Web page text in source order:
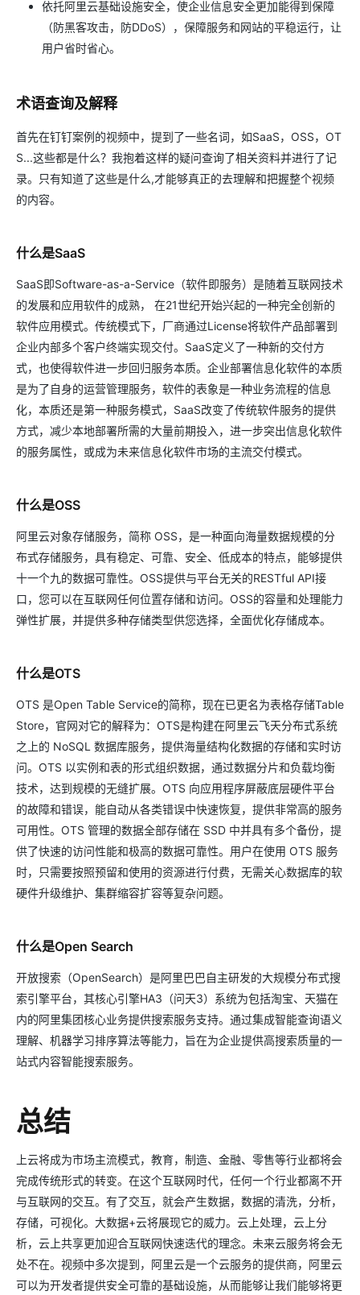
依托阿里云基础设施安全，使企业信息安全更加能得到保障
（防黑客攻击，防DDoS），保障服务和网站的平稳运行，让
用户省时省心。
术语查询及解释
首先在钉钉案例的视频中，提到了一些名词，如SaaS，OSS，OT
S...这些都是什么？我抱着这样的疑问查询了相关资料并进行了记
录。只有知道了这些是什么,才能够真正的去理解和把握整个视频
的内容。
什么是SaaS
SaaS即Software-as-a-Service（软件即服务）是随着互联网技术
的发展和应用软件的成熟， 在21世纪开始兴起的一种完全创新的
软件应用模式。传统模式下，厂商通过License将软件产品部署到
企业内部多个客户终端实现交付。SaaS定义了一种新的交付方
式，也使得软件进一步回归服务本质。企业部署信息化软件的本质
是为了自身的运营管理服务，软件的表象是一种业务流程的信息
化，本质还是第一种服务模式，SaaS改变了传统软件服务的提供
方式，减少本地部署所需的大量前期投入，进一步突出信息化软件
的服务属性，或成为未来信息化软件市场的主流交付模式。
什么是OSS
阿里云对象存储服务，简称 OSS，是一种面向海量数据规模的分
布式存储服务，具有稳定、可靠、安全、低成本的特点，能够提供
十一个九的数据可靠性。OSS提供与平台无关的RESTful API接
口，您可以在互联网任何位置存储和访问。OSS的容量和处理能力
弹性扩展，并提供多种存储类型供您选择，全面优化存储成本。
什么是OTS
OTS 是Open Table Service的简称，现在已更名为表格存储Table
Store，官网对它的解释为：OTS是构建在阿里云飞天分布式系统
之上的 NoSQL 数据库服务，提供海量结构化数据的存储和实时访
问。OTS 以实例和表的形式组织数据，通过数据分片和负载均衡
技术，达到规模的无缝扩展。OTS 向应用程序屏蔽底层硬件平台
的故障和错误，能自动从各类错误中快速恢复，提供非常高的服务
可用性。OTS 管理的数据全部存储在 SSD 中并具有多个备份，提
供了快速的访问性能和极高的数据可靠性。用户在使用 OTS 服务
时，只需要按照预留和使用的资源进行付费，无需关心数据库的软
硬件升级维护、集群缩容扩容等复杂问题。
什么是Open Search
开放搜索（OpenSearch）是阿里巴巴自主研发的大规模分布式搜
索引擎平台，其核心引擎HA3（问天3）系统为包括淘宝、天猫在
内的阿里集团核心业务提供搜索服务支持。通过集成智能查询语义
理解、机器学习排序算法等能力，旨在为企业提供高搜索质量的一
站式内容智能搜索服务。
总结
上云将成为市场主流模式，教育，制造、金融、零售等行业都将会
完成传统形式的转变。在这个互联网时代，任何一个行业都离不开
与互联网的交互。有了交互，就会产生数据，数据的清洗，分析，
存储，可视化。大数据+云将展现它的威力。云上处理，云上分
析，云上共享更加迎合互联网快速迭代的理念。未来云服务将会无
处不在。视频中多次提到，阿里云是一个云服务的提供商，阿里云
可以为开发者提供安全可靠的基础设施，从而能够让我们能够将更